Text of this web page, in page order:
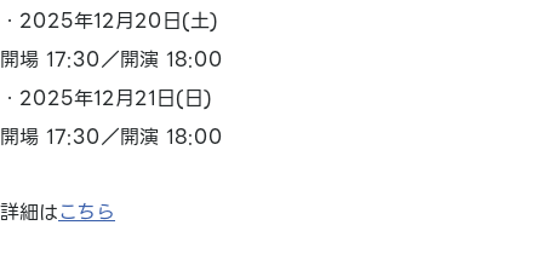
・2025年12月20日(土)
開場 17:30／開演 18:00
・2025年12月21日(日)
開場 17:30／開演 18:00
詳細はこちら